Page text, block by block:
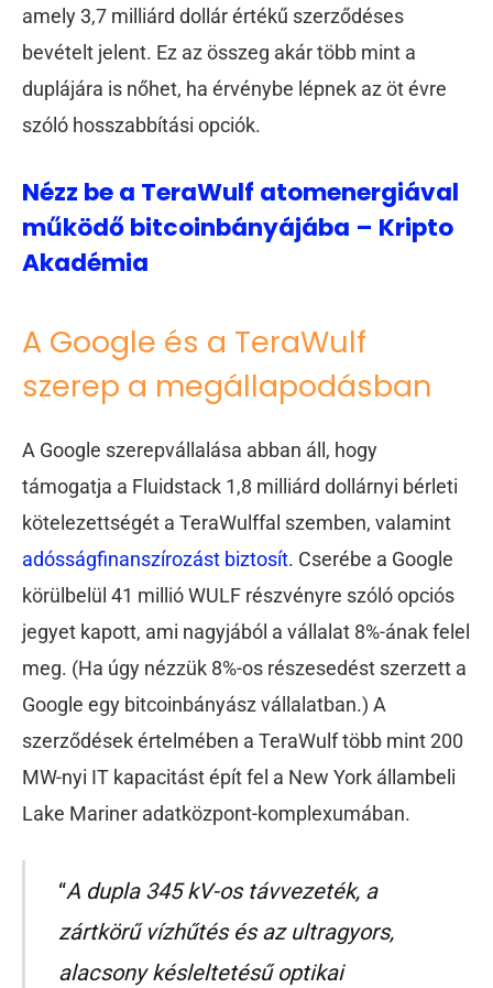
amely 3,7 milliárd dollár értékű szerződéses
bevételt jelent. Ez az összeg akár több mint a
duplájára is nőhet, ha érvénybe lépnek az öt évre
szóló hosszabbítási opciók.
Nézz be a TeraWulf atomenergiával
működő bitcoinbányájába – Kripto
Akadémia
A Google és a TeraWulf
szerep a megállapodásban
A Google szerepvállalása abban áll, hogy
támogatja a Fluidstack 1,8 milliárd dollárnyi bérleti
kötelezettségét a TeraWulffal szemben, valamint
adósságfinanszírozást biztosít. Cserébe a Google
körülbelül 41 millió WULF részvényre szóló opciós
jegyet kapott, ami nagyjából a vállalat 8%-ának felel
meg. (Ha úgy nézzük 8%-os részesedést szerzett a
Google egy bitcoinbányász vállalatban.) A
szerződések értelmében a TeraWulf több mint 200
MW-nyi IT kapacitást épít fel a New York állambeli
Lake Mariner adatközpont-komplexumában.
“A dupla 345 kV-os távvezeték, a
zártkörű vízhűtés és az ultragyors,
alacsony késleltetésű optikai